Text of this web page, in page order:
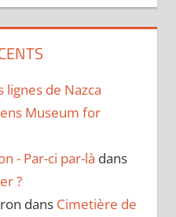
lignes de Nazca
Museum for
- Par-ci par-là dans
?
dans Cimetière de